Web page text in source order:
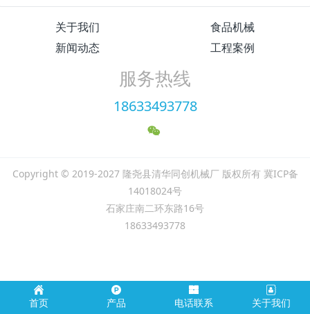
关于我们
食品机械
新闻动态
工程案例
服务热线
18633493778
Copyright © 2019-2027 隆尧县清华同创机械厂 版权所有 冀ICP备
14018024号
石家庄南二环东路16号
18633493778
首页 产品 电话联系 关于我们